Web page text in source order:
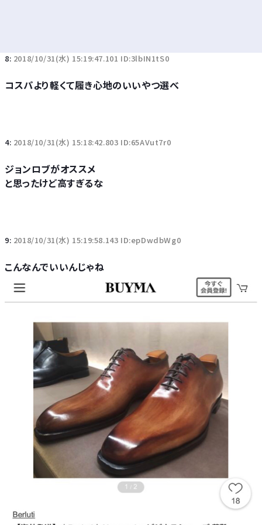
8: 2018/10/31(水) 15:19:47.101 ID:3lbIN1tS0
コスパより軽くて履き心地のいいやつ選べ
4: 2018/10/31(水) 15:18:42.803 ID:65AVut7r0
ジョンロブがオススメ
と思ったけど高すぎるな
9: 2018/10/31(水) 15:19:58.143 ID:epDwdbWg0
こんなんでいいんじゃね